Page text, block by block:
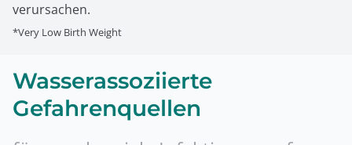
verursachen.
*Very Low Birth Weight
Wasserassoziierte
Gefahrenquellen